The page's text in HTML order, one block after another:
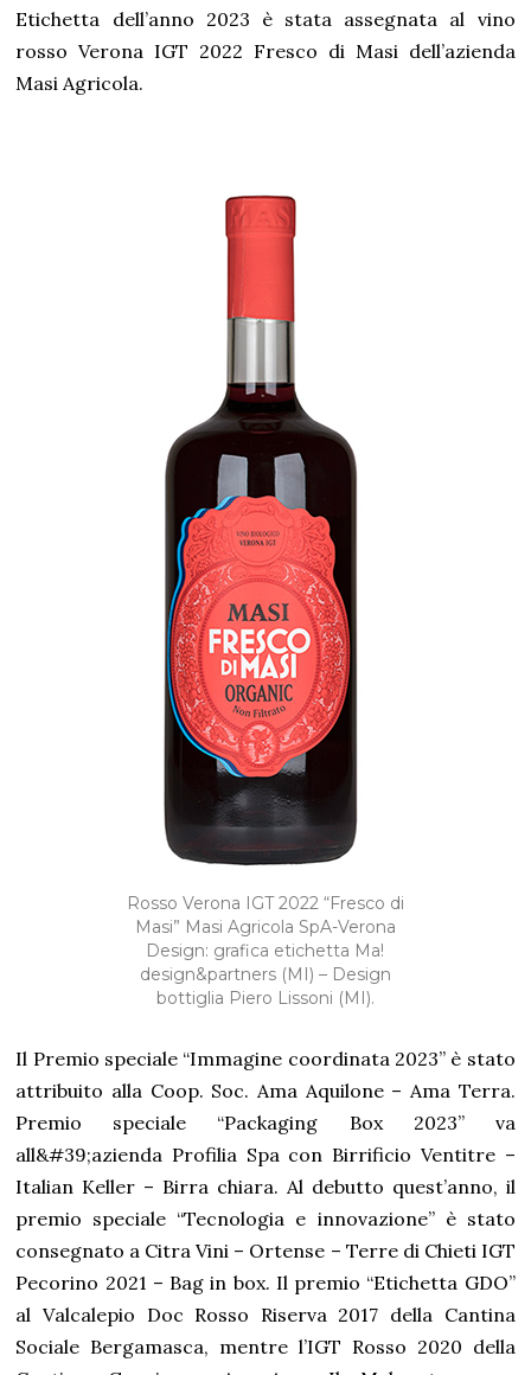
Etichetta dell’anno 2023 è stata assegnata al vino
rosso Verona IGT 2022 Fresco di Masi dell’azienda
Masi Agricola.
Rosso Verona IGT 2022 “Fresco di
Masi” Masi Agricola SpA-Verona
Design: grafica etichetta Ma!
design&partners (MI) – Design
bottiglia Piero Lissoni (MI).
Il Premio speciale “Immagine coordinata 2023” è stato
attribuito alla Coop. Soc. Ama Aquilone – Ama Terra.
Premio speciale “Packaging Box 2023” va
all&#39;azienda Profilia Spa con Birrificio Ventitre –
Italian Keller – Birra chiara. Al debutto quest’anno, il
premio speciale “Tecnologia e innovazione” è stato
consegnato a Citra Vini – Ortense – Terre di Chieti IGT
Pecorino 2021 – Bag in box. Il premio “Etichetta GDO”
al Valcalepio Doc Rosso Riserva 2017 della Cantina
Sociale Bergamasca, mentre l’IGT Rosso 2020 della